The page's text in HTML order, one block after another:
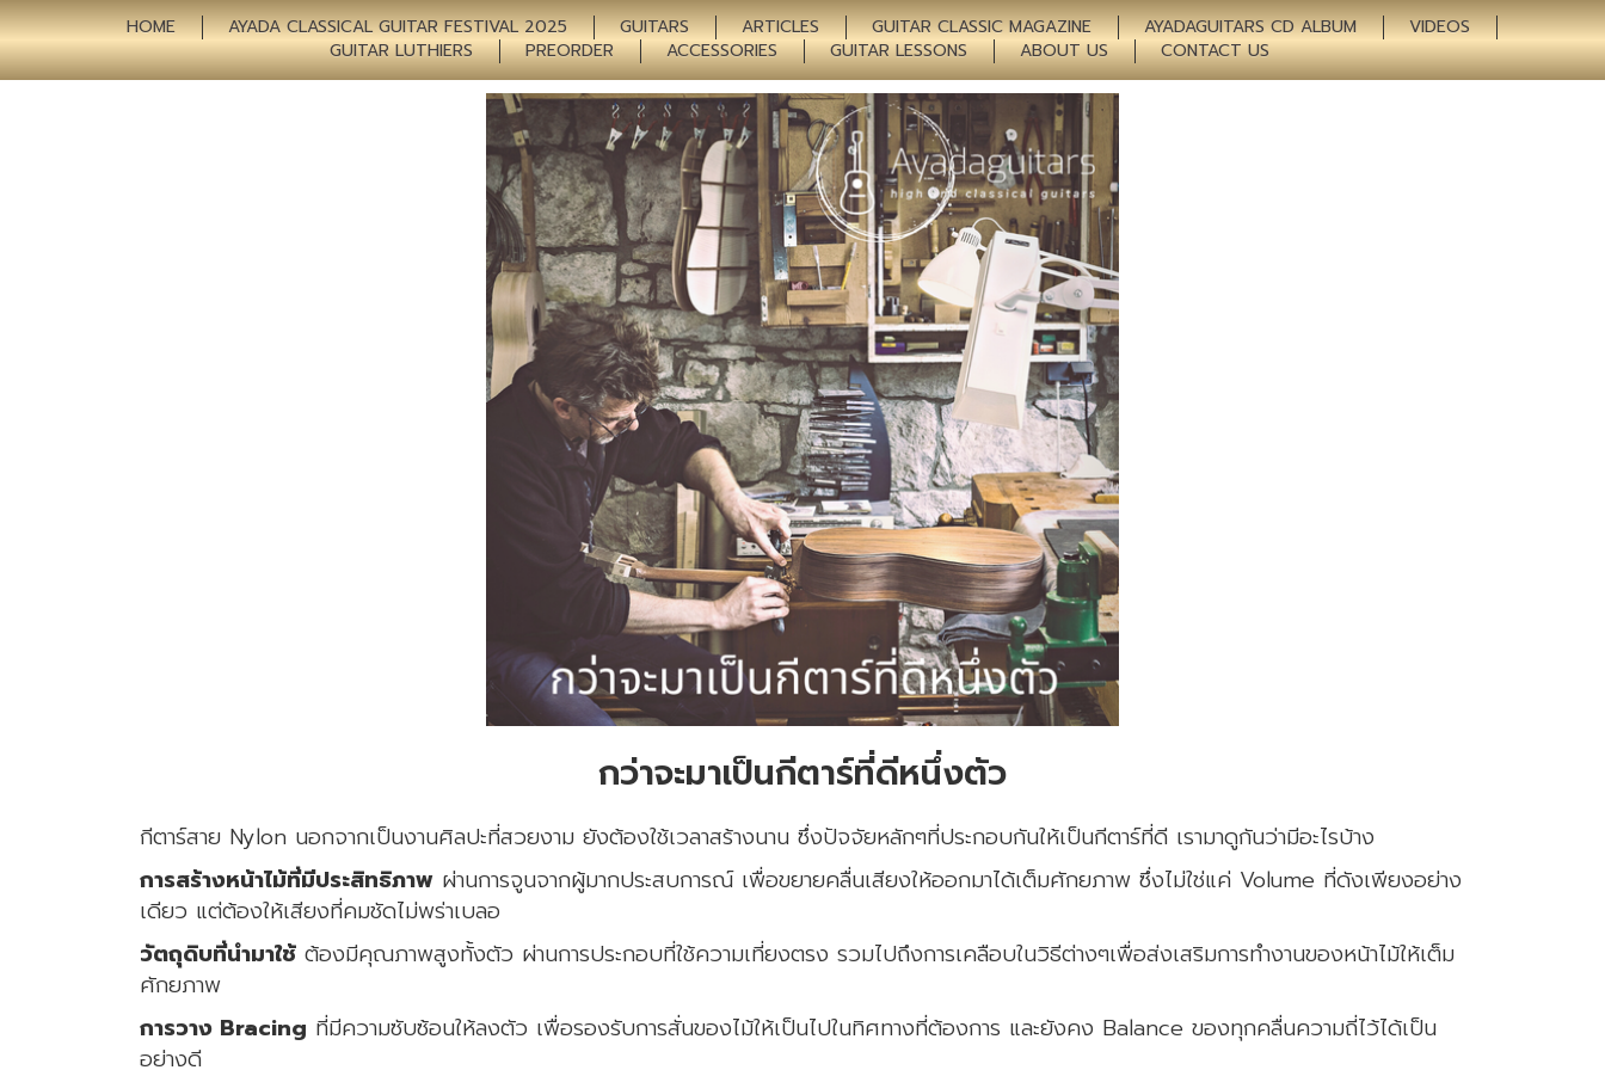
HOME AYADA CLASSICAL GUITAR FESTIVAL 2025 GUITARS ARTICLES GUITAR CLASSIC MAGAZINE AYADAGUITARS CD ALBUM
VIDEOS
GUITAR LUTHIERS
PREORDER ACCESSORIES GUITAR LESSONS ABOUT US CONTACT US
กว่าจะมาเป็นกีตาร์ที่ดีหนึ่งตัว
กีตาร์สาย Nylon นอกจากเป็นงานศิลปะที่สวยงาม ยังต้องใช้เวลาสร้างนาน ซึ่งปัจจัยหลักๆที่ประกอบกันให้เป็นกีตาร์ที่ดี เรามาดูกันว่ามีอะไรบ้าง
การสร้างหน้าไม้ที่มีประสิทธิภาพ ผ่านการจูนจากผู้มากประสบการณ์ เพื่อขยายคลื่นเสียงให้ออกมาได้เต็มศักยภาพ ซึ่งไม่ใช่แค่ Volume ที่ดังเพียงอย่าง
เดียว แต่ต้องให้เสียงที่คมชัดไม่พร่าเบลอ
วัตถุดิบที่นํามาใช้ ต้องมีคุณภาพสูงทั้งตัว ผ่านการประกอบที่ใช้ความเที่ยงตรง รวมไปถึงการเคลือบในวิธีต่างๆเพื่อส่งเสริมการทำงานของหน้าไม้ให้เต็ม
ศักยภาพ
การวาง Bracing ที่มีความซับซ้อนให้ลงตัว เพื่อรองรับการสั่นของไม้ให้เป็นไปในทิศทางที่ต้องการ และยังคง Balance ของทุกคลื่นความถี่ไว้ได้เป็น
อย่างดี